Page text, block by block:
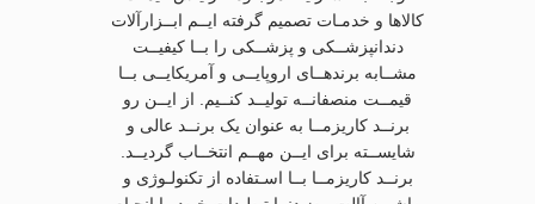
کالاها و خدمـات تصمیم گرفته ایــم ابــزارآلات
دندانپزشــکی و پزشــکی را بــا کیفیــت
مشــابه برندهــای اروپایــی و آمریکایــی بــا
قیمــت منصفانــه تولیــد کنــیم. از ایــن رو
برنــد کاریزمــا به عنوان یک برنــد عالی و
شایســته برای ایــن مهــم انتخــاب گردیــد.
برنــد کاریزمــا بــا اسـتفاده از تکنولـوژی و